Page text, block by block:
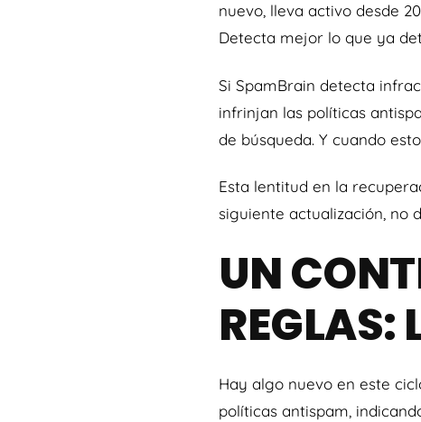
nuevo, lleva activo desde
Detecta mejor lo que ya
Si SpamBrain detecta
infrinjan las políticas
de búsqueda. Y cuando
Esta lentitud en la
siguiente actualización, no
UN
REGLAS:
Hay algo nuevo en este
políticas antispam,